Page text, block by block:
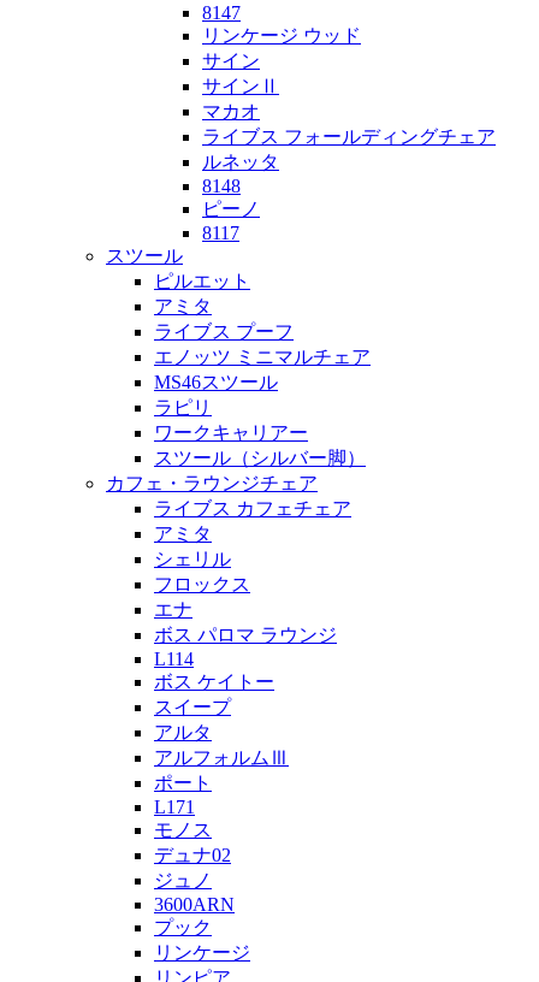
8147
リンケージ ウッド
サイン
サインⅡ
マカオ
ライブス フォールディングチェア
ルネッタ
8148
ピーノ
8117
スツール
ピルエット
アミタ
ライブス プーフ
エノッツ ミニマルチェア
MS46スツール
ラピリ
ワークキャリアー
スツール（シルバー脚）
カフェ・ラウンジチェア
ライブス カフェチェア
アミタ
シェリル
フロックス
エナ
ボス パロマ ラウンジ
L114
ボス ケイトー
スイープ
アルタ
アルフォルムⅢ
ポート
L171
モノス
デュナ02
ジュノ
3600ARN
プック
リンケージ
リンピア